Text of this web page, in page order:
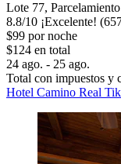
Lote 77,
8.8/10 ¡Excelente!
$99 por noche
$124 en total
24 ago. - 25 ago.
Total con impuestos y
Hotel Camino Real